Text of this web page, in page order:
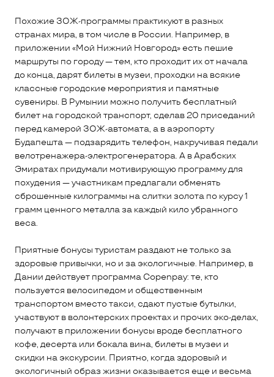
Похожие ЗОЖ-программы практикуют в разных
странах мира, в том числе в России. Например, в
приложении «Мой Нижний Новгород» есть пешие
маршруты по городу — тем, кто проходит их от начала
до конца, дарят билеты в музеи, проходки на всякие
классные городские мероприятия и памятные
сувениры. В Румынии можно получить бесплатный
билет на городской транспорт, сделав 20 приседаний
перед камерой ЗОЖ-автомата, а в аэропорту
Будапешта — подзарядить телефон, накручивая педали
велотренажера-электрогенератора. А в Арабских
Эмиратах придумали мотивирующую программу для
похудения — участникам предлагали обменять
сброшенные килограммы на слитки золота по курсу 1
грамм ценного металла за каждый кило убранного
веса.
Приятные бонусы туристам раздают не только за
здоровые привычки, но и за экологичные. Например, в
Дании действует программа Copenpay: те, кто
пользуется велосипедом и общественным
транспортом вместо такси, сдают пустые бутылки,
участвуют в волонтерских проектах и прочих эко-делах,
получают в приложении бонусы вроде бесплатного
кофе, десерта или бокала вина, билеты в музеи и
скидки на экскурсии. Приятно, когда здоровый и
экологичный образ жизни оказывается еще и весьма